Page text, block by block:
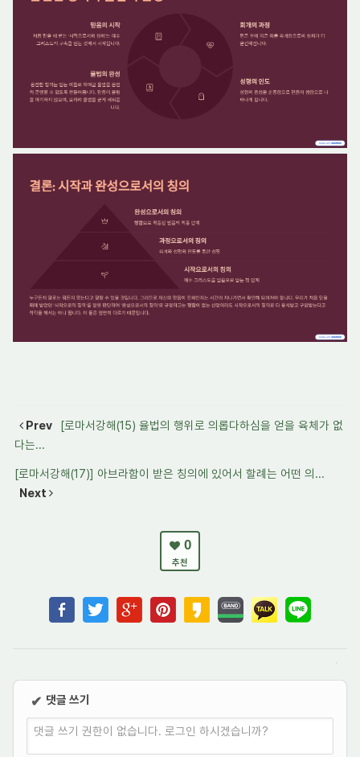
Prev
[로마서강해(15) 율법의 행위로 의롭다하심을 얻을 육체가 없
다는...
[로마서강해(17)] 아브라함이 받은 칭의에 있어서 할례는 어떤 의...
Next
0
추천
✔ 댓글 쓰기
댓글 쓰기 권한이 없습니다. 로그인 하시겠습니까?